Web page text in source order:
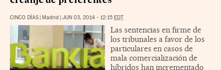
CINCO DÍAS Madrid JUN 03, 2014 - 12:15 EDT
Las sentencias en firme de
los tribunales a favor de los
particulares en casos de
mala comercialización de
híbridos han incrementado